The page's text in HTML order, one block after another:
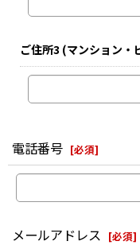
ご住所3 (マンション・
電話番号 [必須]
メールアドレス [必須]